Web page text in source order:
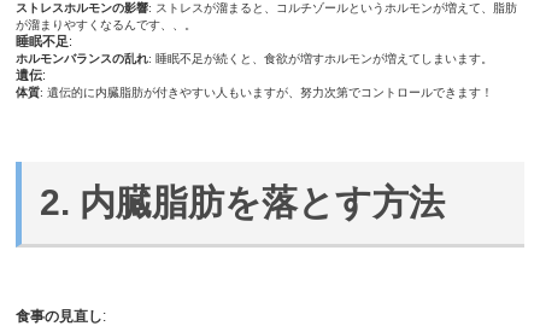
ストレスホルモンの影響: ストレスが溜まると、コルチゾールというホルモンが増えて、脂肪
が溜まりやすくなるんです、、。
睡眠不足:
ホルモンバランスの乱れ: 睡眠不足が続くと、食欲が増すホルモンが増えてしまいます。
遺伝:
体質: 遺伝的に内臓脂肪が付きやすい人もいますが、努力次第でコントロールできます！
2. 内臓脂肪を落とす方法
食事の見直し: